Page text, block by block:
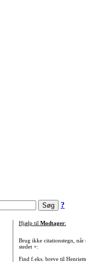
?
Hjælp til Modtager:
Brug ikke citationstegn, når
stedet +:
Find f.eks. breve til